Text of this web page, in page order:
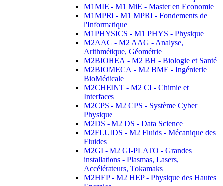
M1MIE - M1 MiE - Master en Economie
M1MPRI - M1 MPRI - Fondements de
l'Informatique
M1PHYSICS - M1 PHYS - Physique
M2AAG - M2 AAG - Analyse,
Arithmétique, Géométrie
M2BIOHEA - M2 BH - Biologie et Santé
M2BIOMECA - M2 BME - Ingénierie
BioMédicale
M2CHEINT - M2 CI - Chimie et
Interfaces
M2CPS - M2 CPS - Système Cyber
Physique
M2DS - M2 DS - Data Science
M2FLUIDS - M2 Fluids - Mécanique des
Fluides
M2GI - M2 GI-PLATO - Grandes
installations - Plasmas, Lasers,
Accélérateurs, Tokamaks
M2HEP - M2 HEP - Physique des Hautes